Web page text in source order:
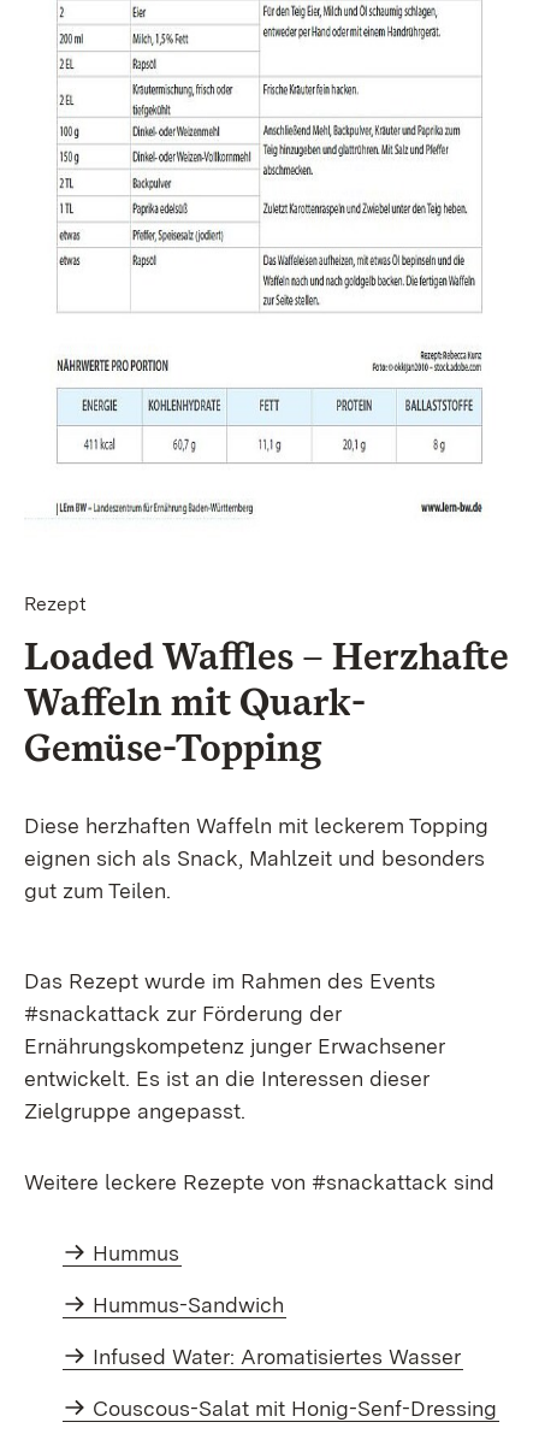
Rezept
Loaded Waffles – Herzhafte
Waffeln mit Quark-
Gemüse-Topping
Diese herzhaften Waffeln mit leckerem Topping
eignen sich als Snack, Mahlzeit und besonders
gut zum Teilen.
Das Rezept wurde im Rahmen des Events
#snackattack zur Förderung der
Ernährungskompetenz junger Erwachsener
entwickelt. Es ist an die Interessen dieser
Zielgruppe angepasst.
Weitere leckere Rezepte von #snackattack sind
Hummus
Hummus-Sandwich
Infused Water: Aromatisiertes Wasser
Couscous-Salat mit Honig-Senf-Dressing